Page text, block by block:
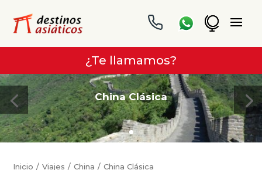
¿Te llamamos?
China Clásica
Inicio Viajes China China Clásica